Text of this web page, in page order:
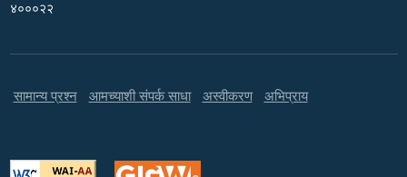
४०००२२
सामान्य प्रश्न आमच्याशी संपर्क साधा अस्वीकरण अभिप्राय